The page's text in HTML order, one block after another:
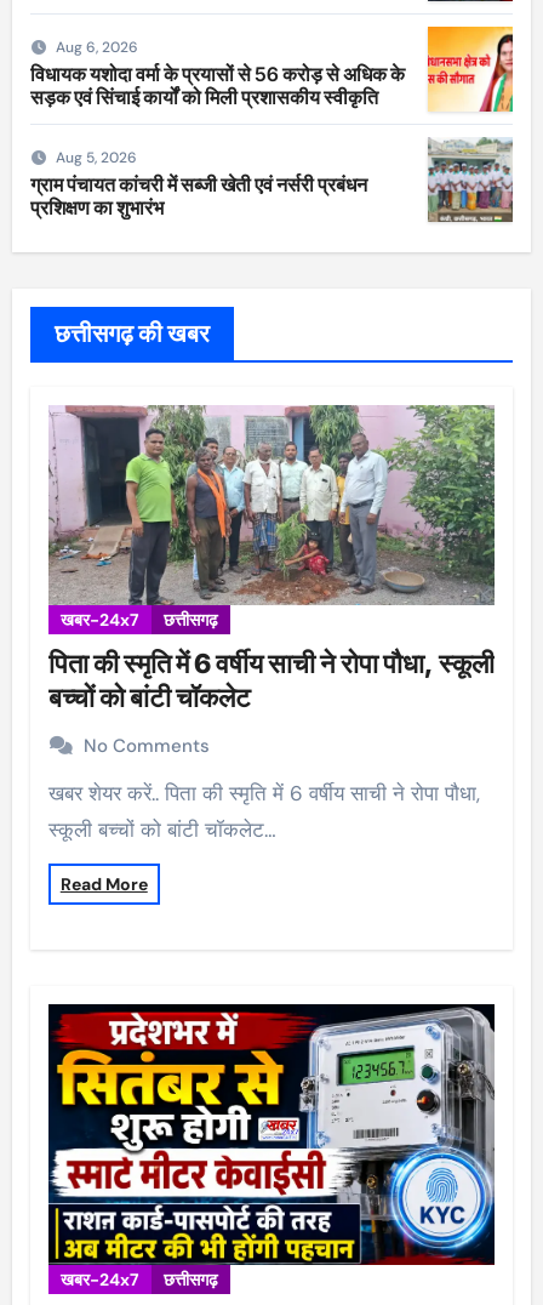
Aug 6, 2026
विधायक यशोदा वर्मा के प्रयासों से 56 करोड़ से अधिक के
सड़क एवं सिंचाई कार्यों को मिली प्रशासकीय स्वीकृति
Aug 5, 2026
ग्राम पंचायत कांचरी में सब्जी खेती एवं नर्सरी प्रबंधन
प्रशिक्षण का शुभारंभ
छत्तीसगढ़ की खबर
खबर-24x7 छत्तीसगढ़
पिता की स्मृति में 6 वर्षीय साची ने रोपा पौधा, स्कूली
बच्चों को बांटी चॉकलेट
No Comments
खबर शेयर करें.. पिता की स्मृति में 6 वर्षीय साची ने रोपा पौधा,
स्कूली बच्चों को बांटी चॉकलेट…
Read More
खबर-24x7 छत्तीसगढ़